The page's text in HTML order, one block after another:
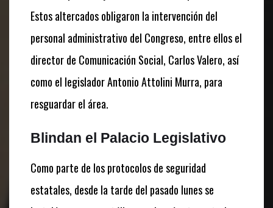
Estos altercados obligaron la intervención del
personal administrativo del Congreso, entre ellos el
director de Comunicación Social, Carlos Valero, así
como el legislador Antonio Attolini Murra, para
resguardar el área.
Blindan el Palacio Legislativo
Como parte de los protocolos de seguridad
estatales, desde la tarde del pasado lunes se